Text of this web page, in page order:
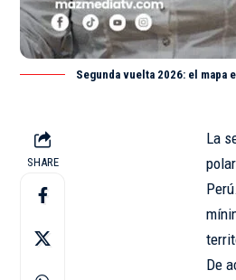
Segunda vuelta 2026: el
SHARE
La
De